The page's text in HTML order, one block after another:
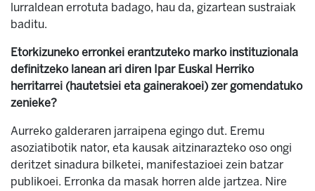
lurraldean errotuta badago, hau da, gizartean sustraiak
baditu.
Etorkizuneko erronkei erantzuteko marko instituzionala
definitzeko lanean ari diren Ipar Euskal Herriko
herritarrei (hautetsiei eta gainerakoei) zer gomendatuko
zenieke?
Aurreko galderaren jarraipena egingo dut. Eremu
asoziatibotik nator, eta kausak aitzinarazteko oso ongi
deritzet sinadura bilketei, manifestazioei zein batzar
publikoei. Erronka da masak horren alde jartzea. Nire